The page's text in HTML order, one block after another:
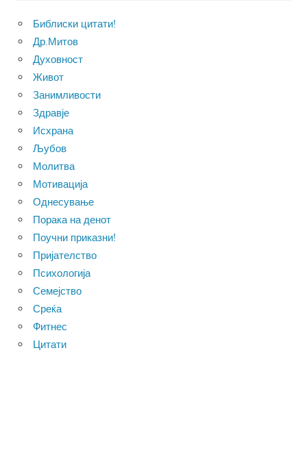
Библиски цитати!
Др.Митов
Духовност
Живот
Занимливости
Здравје
Исхрана
Љубов
Молитва
Мотивација
Однесување
Порака на денот
Поучни приказни!
Пријателство
Психологија
Семејство
Среќа
Фитнес
Цитати